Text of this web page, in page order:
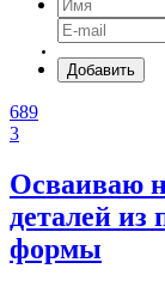
Добавить
689
3
Осваиваю
деталей из
формы